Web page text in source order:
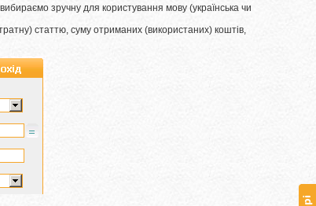
вибираємо зручну для користування мову (українська чи
статтю, суму отриманих (використаних) коштів,